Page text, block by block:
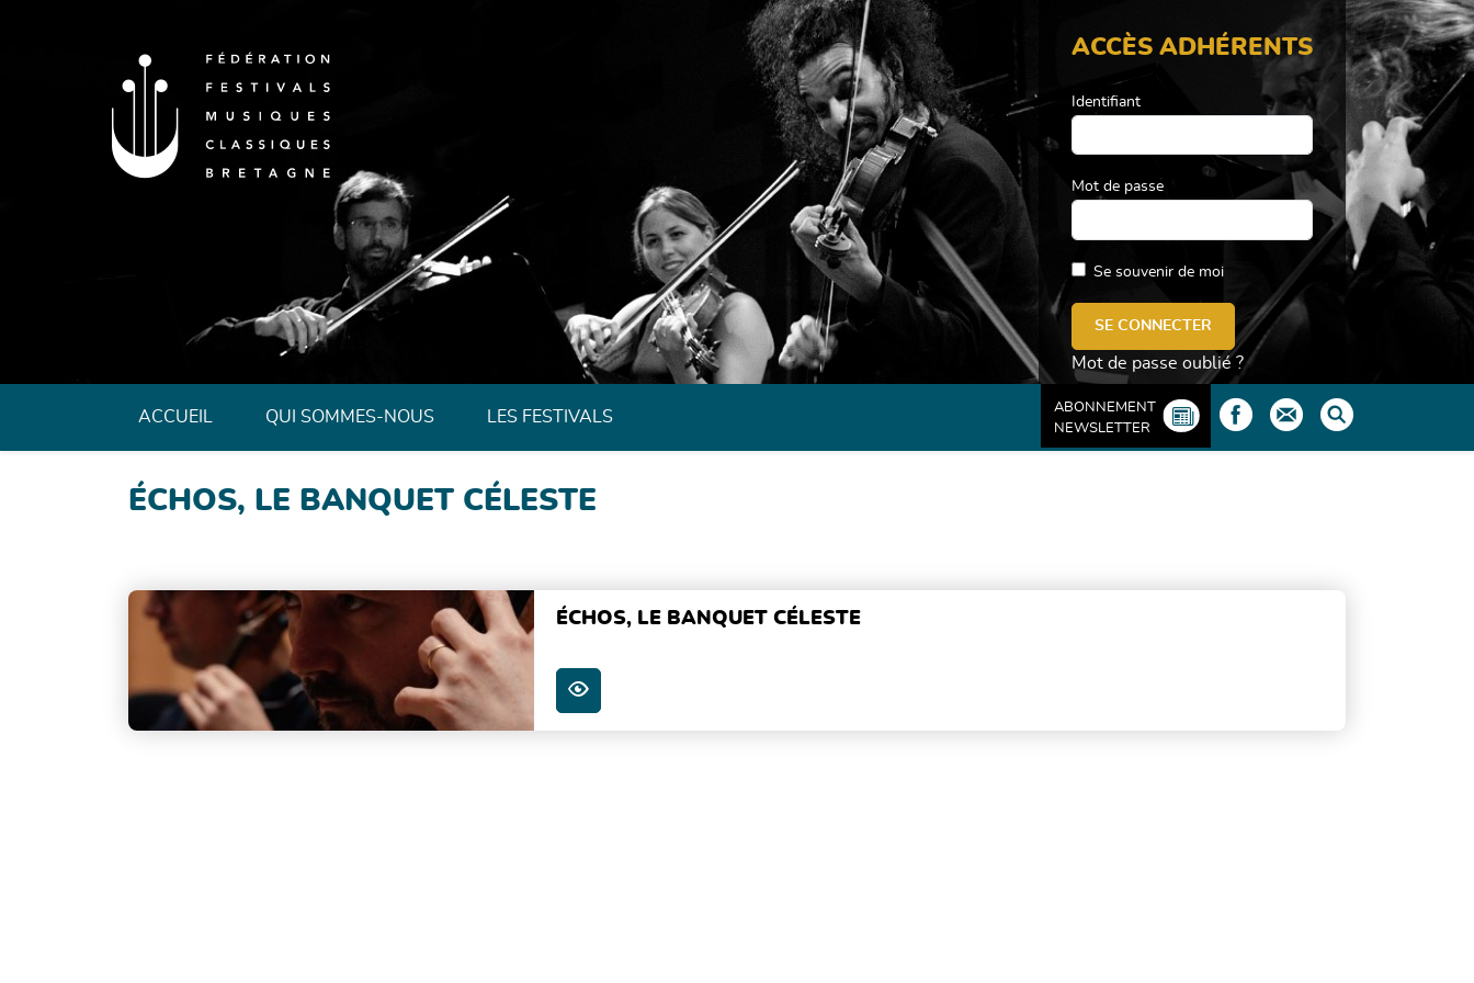
Fédération des Festivals de Musique Classique de Bretagne
ACCUEIL QUI SOMMES-NOUS LES FESTIVALS
ABONNEMENT
NEWSLETTER
ACCÈS ADHÉRENTS
Identifiant
Mot de passe
Se souvenir de moi
Mot de passe oublié ?
ÉCHOS, LE BANQUET CÉLESTE
ÉCHOS, LE BANQUET CÉLESTE